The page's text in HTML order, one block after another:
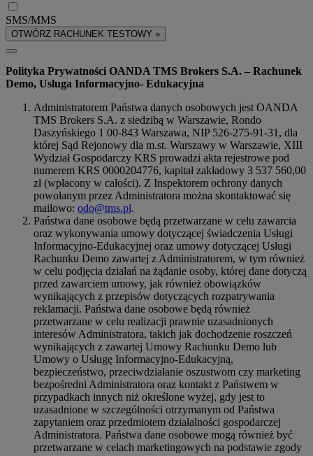
SMS/MMS
OTWÓRZ RACHUNEK TESTOWY »
Polityka Prywatności OANDA TMS Brokers S.A. – Rachunek
Demo, Usługa Informacyjno- Edukacyjna
Administratorem Państwa danych osobowych jest OANDA
TMS Brokers S.A. z siedzibą w Warszawie, Rondo
Daszyńskiego 1 00-843 Warszawa, NIP 526-275-91-31, dla
której Sąd Rejonowy dla m.st. Warszawy w Warszawie, XIII
Wydział Gospodarczy KRS prowadzi akta rejestrowe pod
numerem KRS 0000204776, kapitał zakładowy 3 537 560,00
zł (wpłacony w całości). Z Inspektorem ochrony danych
powołanym przez Administratora można skontaktować się
mailowo: odo@tms.pl.
Państwa dane osobowe będą przetwarzane w celu zawarcia
oraz wykonywania umowy dotyczącej świadczenia Usługi
Informacyjno-Edukacyjnej oraz umowy dotyczącej Usługi
Rachunku Demo zawartej z Administratorem, w tym również
w celu podjęcia działań na żądanie osoby, której dane dotyczą
przed zawarciem umowy, jak również obowiązków
wynikających z przepisów dotyczących rozpatrywania
reklamacji. Państwa dane osobowe będą również
przetwarzane w celu realizacji prawnie uzasadnionych
interesów Administratora, takich jak dochodzenie roszczeń
wynikających z zawartej Umowy Rachunku Demo lub
Umowy o Usługę Informacyjno-Edukacyjną,
bezpieczeństwo, przeciwdziałanie oszustwom czy marketing
bezpośredni Administratora oraz kontakt z Państwem w
przypadkach innych niż określone wyżej, gdy jest to
uzasadnione w szczególności otrzymanym od Państwa
zapytaniem oraz przedmiotem działalności gospodarczej
Administratora. Państwa dane osobowe mogą również być
przetwarzane w celach marketingowych na podstawie zgody